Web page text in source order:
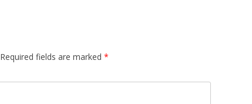
Required fields are marked *